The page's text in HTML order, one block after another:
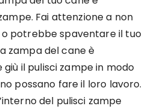
Fai attenzione a non
potrebbe spaventare il tuo
zampa del cane è
giù il pulisci zampe in modo
possano fare il loro lavoro.
del pulisci zampe